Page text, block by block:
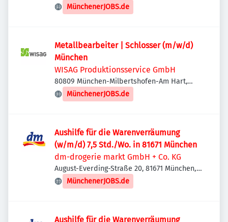
Deutschland
MünchenerJOBS.de
Metallbearbeiter | Schlosser (m/w/d)
München
WISAG Produktionsservice GmbH
80809 München-Milbertshofen-Am Hart,
Deutschland
MünchenerJOBS.de
Aushilfe für die Warenverräumung
(w/m/d) 7,5 Std./Wo. in 81671 München
dm-drogerie markt GmbH + Co. KG
August-Everding-Straße 20, 81671 München,
Deutschland
MünchenerJOBS.de
Aushilfe für die Warenverräumung